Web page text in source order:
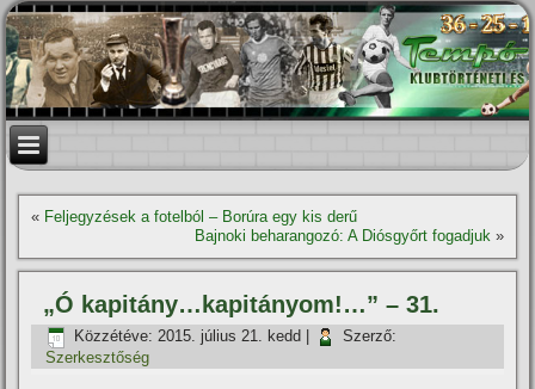
« Feljegyzések a fotelból – Borúra egy kis derű
Bajnoki beharangozó: A Diósgyőrt fogadjuk»
„Ó kapitány…kapitányom!…” – 31.
Közzétéve: 2015. július 21. kedd
Szerző:
Szerkesztőség